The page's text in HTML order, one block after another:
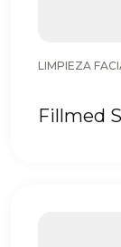
LIMPIEZA
Fillmed